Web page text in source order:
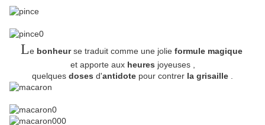
Lebonheurse traduit comme une jolie formule magique
et apporte aux heures joyeuses ,
quelques doses d'antidote pour contrer la grisaille